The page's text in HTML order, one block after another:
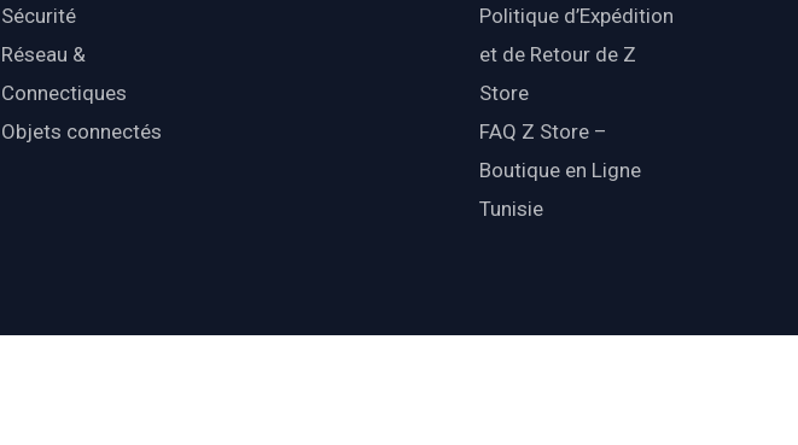
Sécurité
Réseau &
Connectiques
Objets connectés
Politique d’Expédition
et de Retour de Z
Store
FAQ Z Store –
Boutique en Ligne
Tunisie